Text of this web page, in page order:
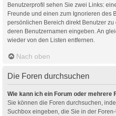
Benutzerprofil sehen Sie zwei Links:
Freunde und einen zum Ignorieren des
persönlichen Bereich direkt Benutzer
deren Benutzernamen eingeben. An
wieder von den Listen entfernen.
Nach oben
Die Foren durchsuchen
Wie kann ich ein Forum oder mehrere
Sie können die Foren durchsuchen,
Suchbox eingeben, die Sie in der